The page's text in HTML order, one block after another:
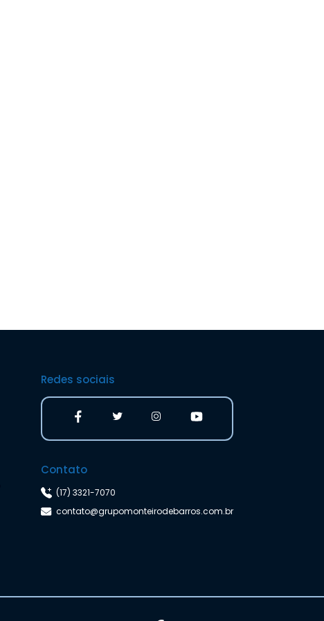
Redes sociais
Contato
(17) 3321-7070
contato@grupomonteirodebarros.com.br